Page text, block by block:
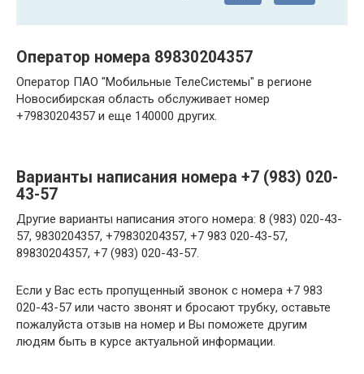
Оператор номера 89830204357
Оператор ПАО "Мобильные ТелеСистемы" в регионе
Новосибирская область обслуживает номер
+79830204357 и еще 140000 других.
Варианты написания номера +7 (983) 020-
43-57
Другие варианты написания этого номера: 8 (983) 020-43-
57, 9830204357, +79830204357, +7 983 020-43-57,
89830204357, +7 (983) 020-43-57.
Если у Вас есть пропущенный звонок с номера +7 983
020-43-57 или часто звонят и бросают трубку, оставьте
пожалуйста отзыв на номер и Вы поможете другим
людям быть в курсе актуальной информации.